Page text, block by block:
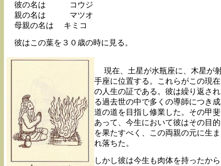
彼の名は コウジ
親の名は マツオ
母親の名は キミコ
彼はこの葉を３０歳の時に見る。
現在、土星が水瓶座に、木星が
手座に位置する。これらがこの現在
の人生の証である。彼は繰り返され
る過去世の中で多くの導師につき成
道の道を目指し修業した。その甲斐
あって、今生において彼はその目的
を果たすべく、この両親の元に生ま
れ落ちた。
しかし彼は今生も肉体を持ったから